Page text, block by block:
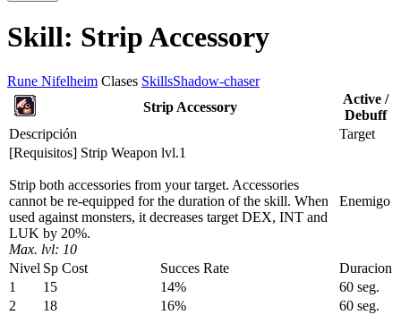
Skill: Strip Accessory
Rune Nifelheim Clases SkillsShadow-chaser
Strip Accessory
Active /
Debuff
Descripción
Target
[Requisitos] Strip Weapon lvl.1
Strip both accessories from your target. Accessories
cannot be re-equipped for the duration of the skill. When
used against monsters, it decreases target DEX, INT and
LUK by 20%.
Max. lvl: 10
Enemigo
Nivel Sp Cost Succes Rate
Duracion
1
15 14%
60 seg.
2
18 16%
60 seg.